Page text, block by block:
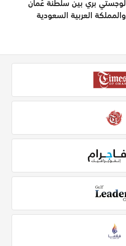
والمملكة العربية السعودية